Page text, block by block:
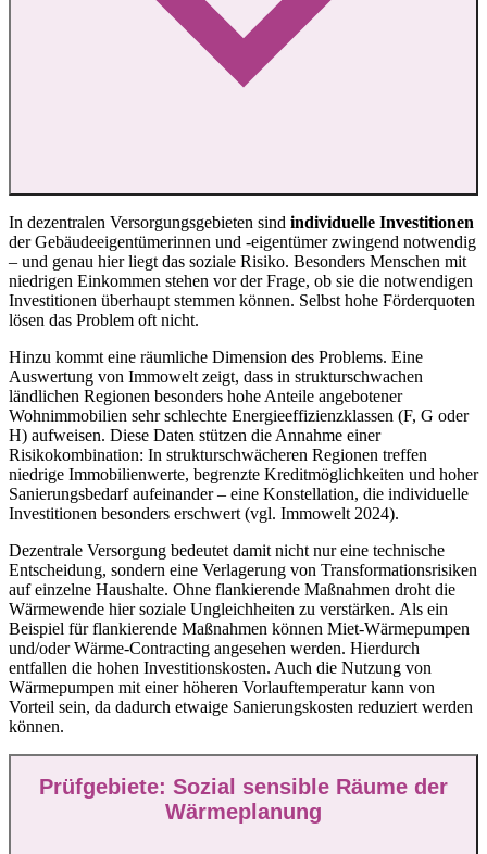
In dezentralen Versorgungsgebieten sind individuelle Investitionen
der Gebäudeeigentümerinnen und -eigentümer zwingend notwendig
– und genau hier liegt das soziale Risiko. Besonders Menschen mit
niedrigen Einkommen stehen vor der Frage, ob sie die notwendigen
Investitionen überhaupt stemmen können. Selbst hohe Förderquoten
lösen das Problem oft nicht.
Hinzu kommt eine räumliche Dimension des Problems. Eine
Auswertung von Immowelt zeigt, dass in strukturschwachen
ländlichen Regionen besonders hohe Anteile angebotener
Wohnimmobilien sehr schlechte Energieeffizienzklassen (F, G oder
H) aufweisen. Diese Daten stützen die Annahme einer
Risikokombination: In strukturschwächeren Regionen treffen
niedrige Immobilienwerte, begrenzte Kreditmöglichkeiten und hoher
Sanierungsbedarf aufeinander – eine Konstellation, die individuelle
Investitionen besonders erschwert (vgl. Immowelt 2024).
Dezentrale Versorgung bedeutet damit nicht nur eine technische
Entscheidung, sondern eine Verlagerung von Transformationsrisiken
auf einzelne Haushalte. Ohne flankierende Maßnahmen droht die
Wärmewende hier soziale Ungleichheiten zu verstärken. Als ein
Beispiel für flankierende Maßnahmen können Miet-Wärmepumpen
und/oder Wärme-Contracting angesehen werden. Hierdurch
entfallen die hohen Investitionskosten. Auch die Nutzung von
Wärmepumpen mit einer höheren Vorlauftemperatur kann von
Vorteil sein, da dadurch etwaige Sanierungskosten reduziert werden
können.
Prüfgebiete: Sozial sensible Räume der
Wärmeplanung